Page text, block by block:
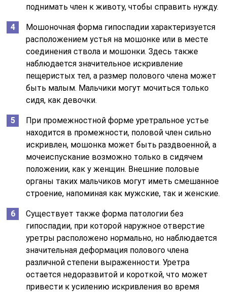
поднимать член к животу, чтобы справить нужду.
Мошоночная форма гипоспадии характеризуется
расположением устья на мошонке или в месте
соединения ствола и мошонки. Здесь также
наблюдается значительное искривление
пещеристых тел, а размер полового члена может
быть малым. Мальчики могут мочиться только
сидя, как девочки.
При промежностной форме уретральное устье
находится в промежности, половой член сильно
искривлен, мошонка может быть раздвоенной, а
мочеиспускание возможно только в сидячем
положении, как у женщин. Внешние половые
органы таких мальчиков могут иметь смешанное
строение, напоминая как мужские, так и женские.
Существует также форма патологии без
гипоспадии, при которой наружное отверстие
уретры расположено нормально, но наблюдается
значительная деформация полового члена
различной степени выраженности. Уретра
остается недоразвитой и короткой, что может
привести к усилению искривления во время